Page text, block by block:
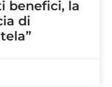
benefici, la
di